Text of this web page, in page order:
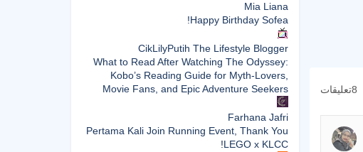
8تعليقات
Mia Liana
Happy Birthday Sofea!
CikLilyPutih The Lifestyle Blogger
What to Read After Watching The Odyssey:
Kobo’s Reading Guide for Myth-Lovers,
Movie Fans, and Epic Adventure Seekers
Farhana Jafri
Pertama Kali Join Running Event, Thank You
LEGO x KLCC!